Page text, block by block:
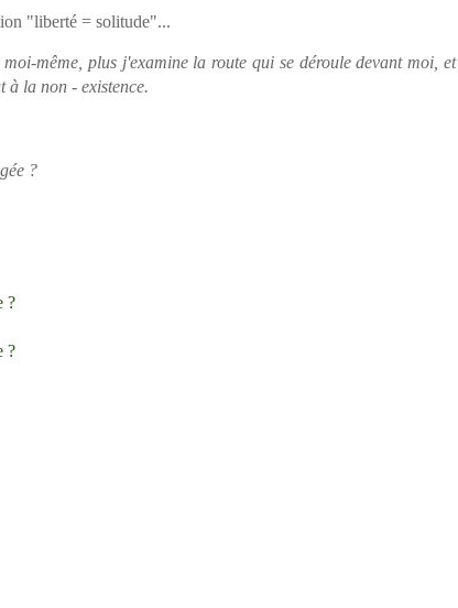
"liberté = solitude"...
même, plus j'examine la route qui se déroule devant moi, et
à la non - existence.
?
?
?